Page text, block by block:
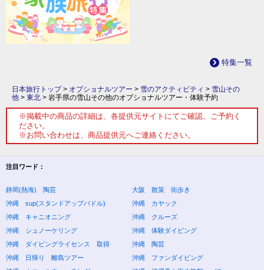
特集一覧
日本旅行トップ> オプショナルツアー > 雪のアクティビティ > 雪山その
他 > 東北 > 岩手県の雪山その他のオプショナルツアー・体験予約
※掲載中の商品の詳細は、各提供元サイトにてご確認、ご予約く
ださい。
※お問い合わせは、商品提供元へご連絡ください。
注目ワード：
静岡(熱海) 陶芸
大阪 散策 街歩き
沖縄 sup(スタンドアップパドル)
沖縄 カヤック
沖縄 キャニオニング
沖縄 クルーズ
沖縄 シュノーケリング
沖縄 体験ダイビング
沖縄 ダイビングライセンス 取得
沖縄 陶芸
沖縄 日帰り 離島ツアー
沖縄 ファンダイビング